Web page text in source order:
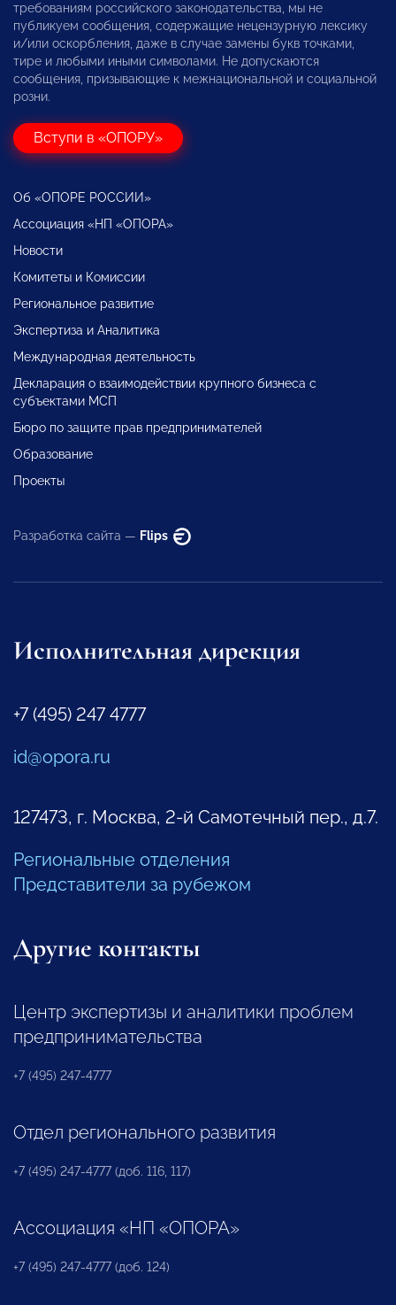
требованиям российского законодательства, мы не
публикуем сообщения, содержащие нецензурную лексику
и/или оскорбления, даже в случае замены букв точками,
тире и любыми иными символами. Не допускаются
сообщения, призывающие к межнациональной и социальной
розни.
Вступи в «ОПОРУ»
Об «ОПОРЕ РОССИИ»
Ассоциация «НП «ОПОРА»
Новости
Комитеты и Комиссии
Региональное развитие
Экспертиза и Аналитика
Международная деятельность
Декларация о взаимодействии крупного бизнеса с
субъектами МСП
Бюро по защите прав предпринимателей
Образование
Проекты
Разработка сайта — Flips
Исполнительная дирекция
+7 (495) 247 4777
id@opora.ru
127473, г. Москва, 2-й Самотечный пер., д.7.
Региональные отделения
Представители за рубежом
Другие контакты
Центр экспертизы и аналитики проблем
предпринимательства
+7 (495) 247-4777
Отдел регионального развития
+7 (495) 247-4777 (доб. 116, 117)
Ассоциация «НП «ОПОРА»
+7 (495) 247-4777 (доб. 124)